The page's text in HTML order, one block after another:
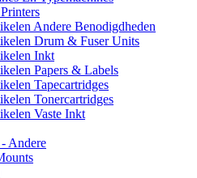
Andere Benodigdheden
Drum & Fuser Units
Inkt
Papers & Labels
Tapecartridges
Tonercartridges
Vaste Inkt
Andere